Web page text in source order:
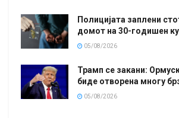
Полицијата заплени
домот на 30-годишен
05/08/2026
Трамп се закани:
биде отворена многу
05/08/2026